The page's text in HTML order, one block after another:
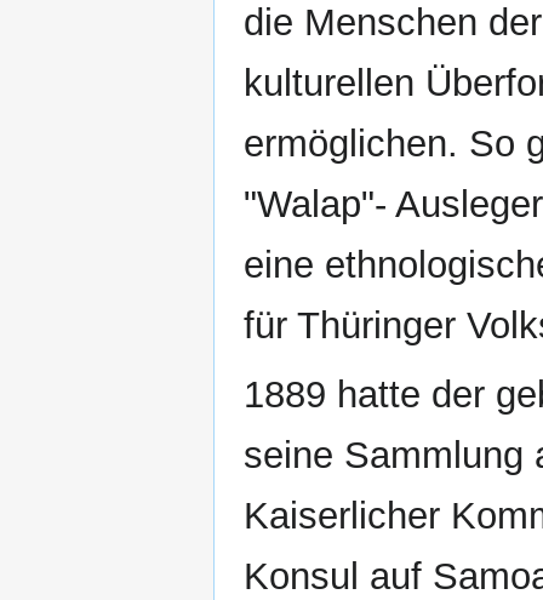
die Menschen
kulturellen
ermöglichen. So
"Walap"-
eine
für Thüringer
1889 hatte der
seine Sammlung
Kaiserlicher
Konsul auf